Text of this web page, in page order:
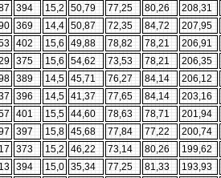
394 15,2 50,79 77,25 80,26
208,31
369 14,4 50,87 72,35 84,72
207,95
402 15,6 49,88 78,82 78,21
206,91
375 15,6 54,62 73,53 78,21
206,35
389 14,5 45,71 76,27 84,14
206,12
396 14,5 41,37 77,65 84,14
203,16
401 15,5 44,60 78,63 78,71
201,94
397 15,8 45,68 77,84 77,22
200,74
373 15,2 46,22 73,14 80,26
199,62
394 15,0 35,34 77,25 81,33
193,93